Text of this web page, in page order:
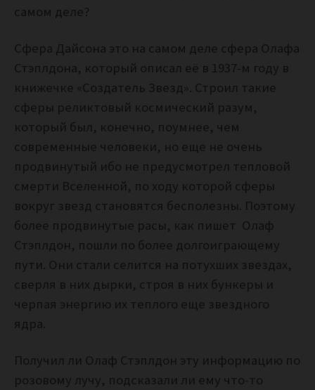
самом деле?
Сфера Дайсона это на самом деле сфера Олафа
Стэплдона, который описал её в 1937-м году в
книжечке «Создатель Звезд». Строил такие
сферы реликтовый космический разум,
который был, конечно, поумнее, чем
современные человеки, но еще не очень
продвинутый ибо не предусмотрел тепловой
смерти Вселенной, по ходу которой сферы
вокруг звезд становятся бесполезны. Поэтому
более продвинутые расы, как пишет Олаф
Стэплдон, пошли по более долгоиграющему
пути. Они стали селится на потухших звездах,
сверля в них дырки, строя в них бункеры и
черпая энергию их теплого еще звездного
ядра.
Получил ли Олаф Стэплдон эту информацию по
розовому лучу, подсказали ли ему что-то